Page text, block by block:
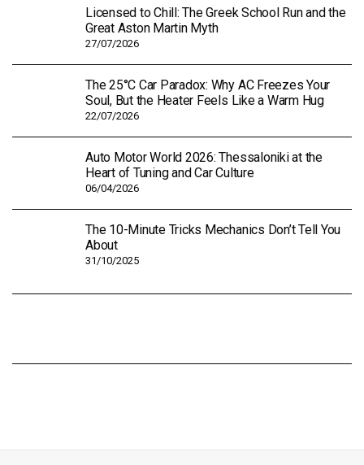
Licensed to Chill: The Greek School Run and the
Great Aston Martin Myth
27/07/2026
The 25°C Car Paradox: Why AC Freezes Your
Soul, But the Heater Feels Like a Warm Hug
22/07/2026
Auto Motor World 2026: Thessaloniki at the
Heart of Tuning and Car Culture
06/04/2026
The 10-Minute Tricks Mechanics Don’t Tell You
About
31/10/2025